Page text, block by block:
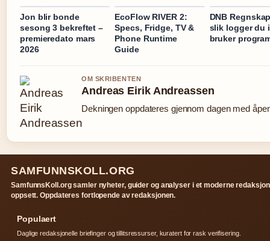
Jon blir bonde
sesong 3 bekreftet –
premieredato mars
2026
EcoFlow RIVER 2:
Specs, Fridge, TV &
Phone Runtime
Guide
DNB
slik logger du
bruker
OM SKRIBENTEN
Andreas Eirik Andreassen
Dekningen oppdateres gjennom dagen med
SAMFUNNSKOLL.ORG
SamfunnsKoll.org samler nyheter, guider og analyser i et moderne
oppsett. Oppdateres fortlopende av redaksjonen.
Populaert
Daglige redaksjonelle briefinger og tillitsressurser, kuratert for rask verifisering.